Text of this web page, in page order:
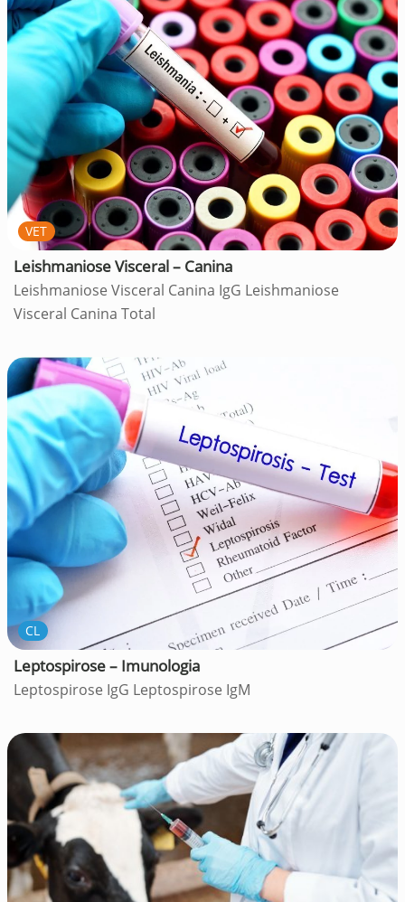
VET
Leishmaniose Visceral – Canina
Leishmaniose Visceral Canina IgG Leishmaniose
Visceral Canina Total
CL
Leptospirose – Imunologia
Leptospirose IgG Leptospirose IgM